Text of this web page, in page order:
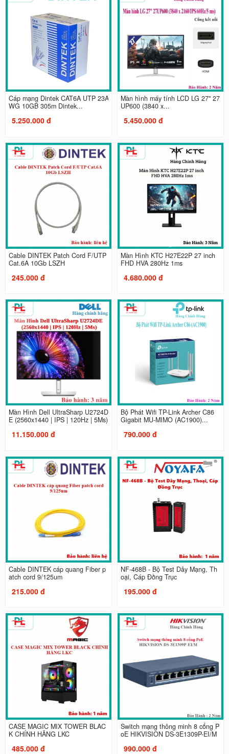
Cáp mạng Dintek CAT6A UTP 23A
WG 10GB 305m Dintek...
5.250.000 đ
Màn hình máy tính LCD LG 27" 27
UP600 (3840 x...
5.450.000 đ
Cable DINTEK Patch Cord F/UTP
Cat.6A 10Gb LSZH
245.000 đ
Màn Hình KTC H27E22P 27 inch
FHD HVA 280Hz 1ms
4.680.000 đ
Màn Hình Dell UltraSharp U2724D
E (2560x1440 | IPS | 120Hz | 5Ms)
11.150.000 đ
Bộ Phát Wifi TP-Link Archer C86
Gigabit MU-MIMO (AC1900)...
790.000 đ
Cable DINTEK cáp quang Fiber p
atch cord 9/125um
215.000 đ
NF-468B - Bộ Test Dây Mạng, Th
oại, Cáp Đồng Trục
195.000 đ
CASE MAGIC MIX TOWER BLAC
K CHÍNH HÃNG LKC
485.000 đ
Switch mạng thông minh 8 cổng P
oE HIKVISION DS-3E1309P-EI/M
990.000 đ